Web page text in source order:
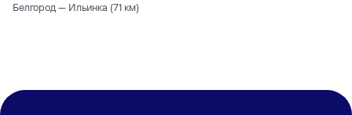
Белгород — Ильинка (71 км)